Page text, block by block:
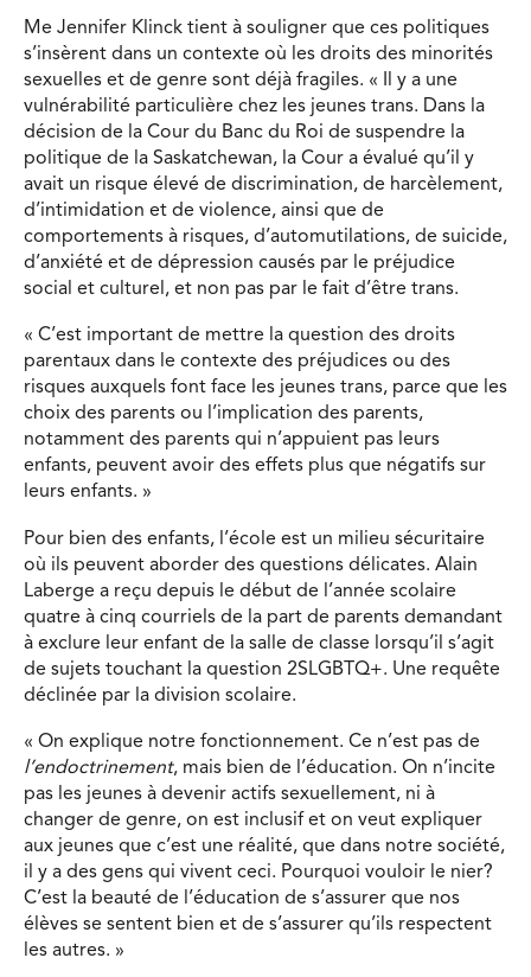
Me Jennifer Klinck tient à souligner que ces politiques
s’insèrent dans un contexte où les droits des minorités
sexuelles et de genre sont déjà fragiles. « Il y a une
vulnérabilité particulière chez les jeunes trans. Dans la
décision de la Cour du Banc du Roi de suspendre la
politique de la Saskatchewan, la Cour a évalué qu’il y
avait un risque élevé de discrimination, de harcèlement,
d’intimidation et de violence, ainsi que de
comportements à risques, d’automutilations, de suicide,
d’anxiété et de dépression causés par le préjudice
social et culturel, et non pas par le fait d’être trans.
« C’est important de mettre la question des droits
parentaux dans le contexte des préjudices ou des
risques auxquels font face les jeunes trans, parce que les
choix des parents ou l’implication des parents,
notamment des parents qui n’appuient pas leurs
enfants, peuvent avoir des effets plus que négatifs sur
leurs enfants. »
Pour bien des enfants, l’école est un milieu sécuritaire
où ils peuvent aborder des questions délicates. Alain
Laberge a reçu depuis le début de l’année scolaire
quatre à cinq courriels de la part de parents demandant
à exclure leur enfant de la salle de classe lorsqu’il s’agit
de sujets touchant la question 2SLGBTQ+. Une requête
déclinée par la division scolaire.
« On explique notre fonctionnement. Ce n’est pas de
l’endoctrinement, mais bien de l’éducation. On n’incite
pas les jeunes à devenir actifs sexuellement, ni à
changer de genre, on est inclusif et on veut expliquer
aux jeunes que c’est une réalité, que dans notre société,
il y a des gens qui vivent ceci. Pourquoi vouloir le nier?
C’est la beauté de l’éducation de s’assurer que nos
élèves se sentent bien et de s’assurer qu’ils respectent
les autres. »